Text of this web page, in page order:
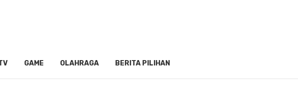
GAME OLAHRAGA BERITA PILIHAN